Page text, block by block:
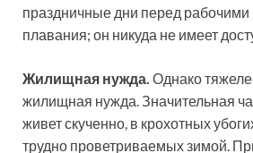
праздничные дни перед
плавания; он никуда не имеет
Жилищная нужда. Однако
жилищная нужда. Значительная
живет скученно, в крохотных
трудно проветриваемых зимой.